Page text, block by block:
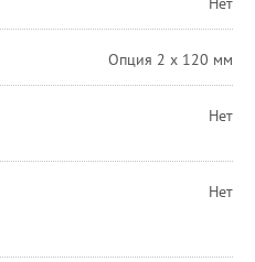
Опция 2 х 120 мм
Нет
Нет